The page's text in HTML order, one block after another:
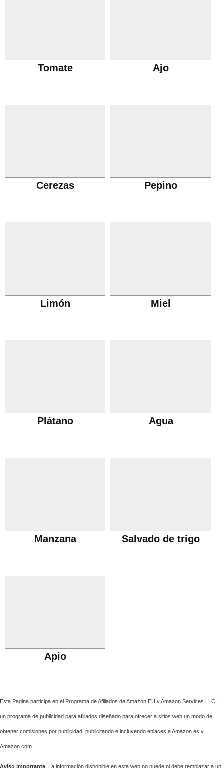
Tomate Ajo
Cerezas Pepino
Limón Miel
Plátano Agua
Manzana Salvado de trigo
Apio
Esta Pagina participa en el Programa de Afiliados de Amazon EU y Amazon Services LLC,
un programa de publicidad para afiliados diseñado para ofrecer a sitios web un modo de
obtener comisiones por publicidad, publicitando e incluyendo enlaces a Amazon.es y
Amazon.com
Aviso importante: La información disponible en esta web no puede ni debe remplazar a un